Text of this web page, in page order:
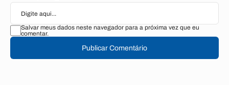
Salvar meus dados neste navegador para a próxima vez que eu
comentar.
Publicar Comentário